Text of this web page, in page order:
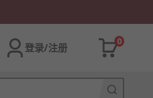
登录/注册
0